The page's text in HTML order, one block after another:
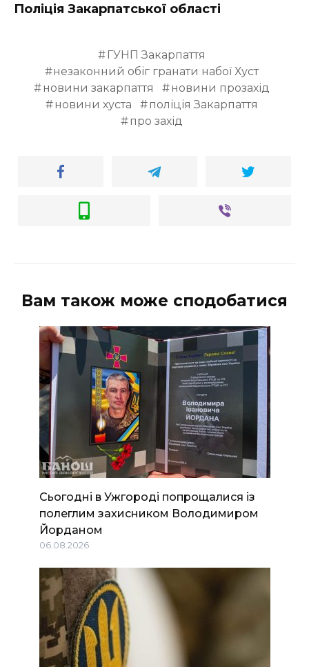
Поліція Закарпатської області
ГУНП Закарпаття
незаконний обіг гранати набої Хуст
новини закарпаття
новини прозахід
новини хуста
поліція Закарпаття
про захід
Вам також може сподобатися
Сьогодні в Ужгороді попрощалися із
полеглим захисником Володимиром
Йорданом
06.08.2026